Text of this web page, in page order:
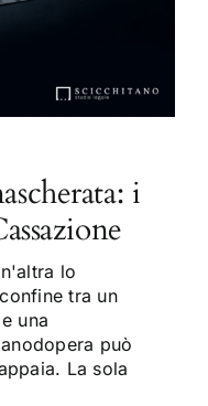
i
lo
tra un
una
può
La sola